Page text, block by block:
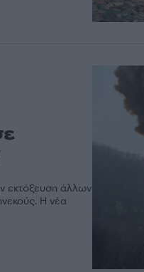
εκτόξευση άλλων
Η νέα